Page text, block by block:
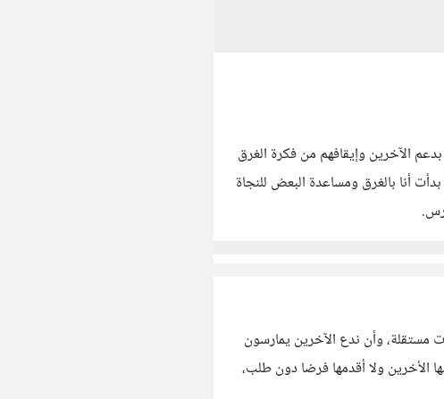
الآخرين وإيقافهم من فكرة الغرق
أنا بالغرق ومساعدة البعض للنجاة
مستقلة، وأن ندع الآخرين يمارسون
الأخرين ولا أقدمها فرضا دون طلب،